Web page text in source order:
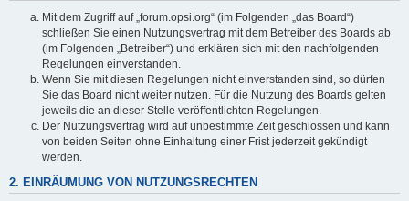
Mit dem Zugriff auf „forum.opsi.org“ (im Folgenden „das Board“)
schließen Sie einen Nutzungsvertrag mit dem Betreiber des Boards ab
(im Folgenden „Betreiber“) und erklären sich mit den nachfolgenden
Regelungen einverstanden.
Wenn Sie mit diesen Regelungen nicht einverstanden sind, so dürfen
Sie das Board nicht weiter nutzen. Für die Nutzung des Boards gelten
jeweils die an dieser Stelle veröffentlichten Regelungen.
Der Nutzungsvertrag wird auf unbestimmte Zeit geschlossen und kann
von beiden Seiten ohne Einhaltung einer Frist jederzeit gekündigt
werden.
2. EINRÄUMUNG VON NUTZUNGSRECHTEN